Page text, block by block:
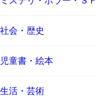
社会・歴史
児童書・絵本
生活・芸術